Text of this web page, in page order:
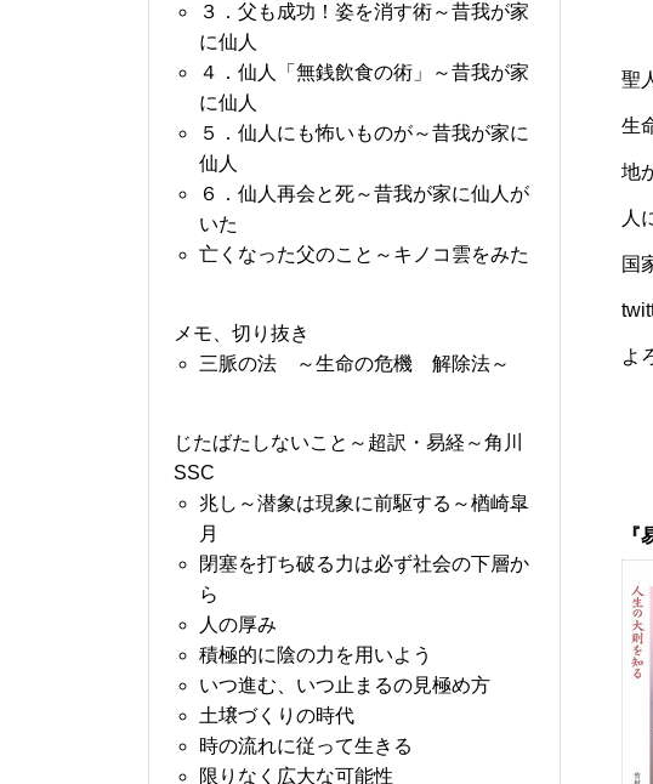
聖
生
地
人
国
よ
３．父も成功！姿を消す術～昔我が家
に仙人
４．仙人「無銭飲食の術」～昔我が家
に仙人
５．仙人にも怖いものが～昔我が家に
仙人
６．仙人再会と死～昔我が家に仙人が
いた
亡くなった父のこと～キノコ雲をみた
メモ、切り抜き
三脈の法 ～生命の危機 解除法～
じたばたしないこと～超訳・易経～角川
SSC
兆し～潜象は現象に前駆する～楢崎皐
月
閉塞を打ち破る力は必ず社会の下層か
ら
人の厚み
積極的に陰の力を用いよう
いつ進む、いつ止まるの見極め方
土壌づくりの時代
時の流れに従って生きる
限りなく広大な可能性